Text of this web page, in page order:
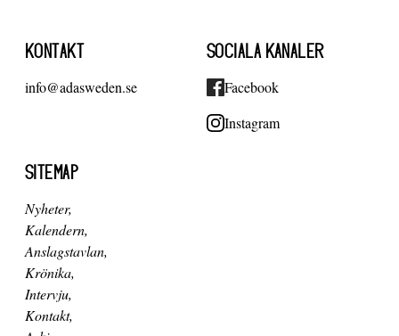
KONTAKT
info@adasweden.se
SOCIALA KANALER
Facebook
Instagram
SITEMAP
Nyheter
Kalendern
Anslagstavlan
Krönika
Intervju
Kontakt